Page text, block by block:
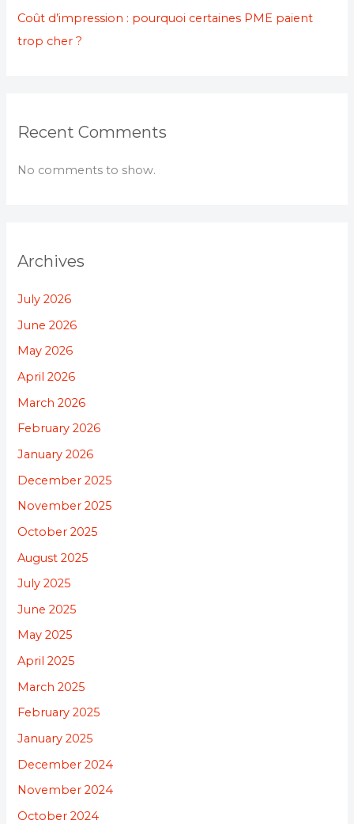
Coût d’impression : pourquoi certaines PME paient
trop cher ?
Recent Comments
No comments to show.
Archives
July 2026
June 2026
May 2026
April 2026
March 2026
February 2026
January 2026
December 2025
November 2025
October 2025
August 2025
July 2025
June 2025
May 2025
April 2025
March 2025
February 2025
January 2025
December 2024
November 2024
October 2024